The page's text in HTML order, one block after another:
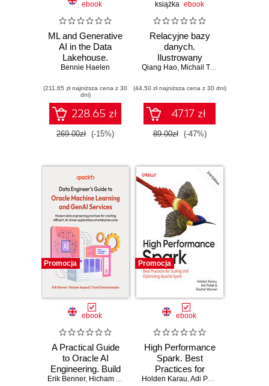
ebook
ML and Generative
AI in the Data
Lakehouse.
Building and
Applications at
Scale
Bennie Haelen
(211,65 zł najniższa cena z 30
dni)
228.65 zł
269.00zł (-15%)
książka ebook
Relacyjne bazy
danych.
Ilustrowany
przewodnik
Qiang Hao, Michail Tsikerdekis
(44,50 zł najniższa cena z 30 dni)
47.17 zł
89.00zł (-47%)
Promocja
ebook
A Practical Guide
to Oracle AI
Engineering. Build
intelligent apps with
Erik Benner, Hicham Assoudi ,Tural Gulmammadov
Promocja
ebook
High Performance
Spark. Best
Practices for
Scaling and
Holden Karau,Adi Polak